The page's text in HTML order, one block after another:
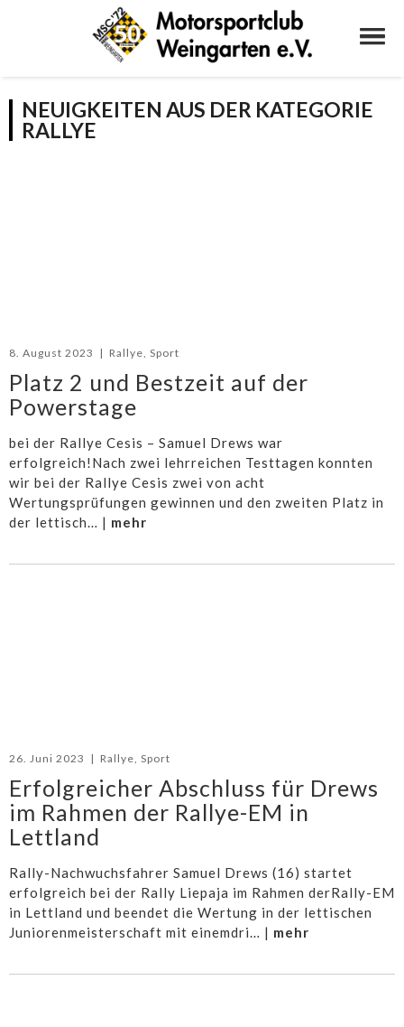
NEUIGKEITEN AUS DER KATEGORIE
RALLYE
8. August 2023 | Rallye, Sport
Platz 2 und Bestzeit auf der
Powerstage
bei der Rallye Cesis – Samuel Drews war
erfolgreich!Nach zwei lehrreichen Testtagen konnten
wir bei der Rallye Cesis zwei von acht
Wertungsprüfungen gewinnen und den zweiten Platz in
der lettisch… | mehr
26. Juni 2023 | Rallye, Sport
Erfolgreicher Abschluss für Drews
im Rahmen der Rallye-EM in
Lettland
Rally-Nachwuchsfahrer Samuel Drews (16) startet
erfolgreich bei der Rally Liepaja im Rahmen derRally-EM
in Lettland und beendet die Wertung in der lettischen
Juniorenmeisterschaft mit einemdri… | mehr